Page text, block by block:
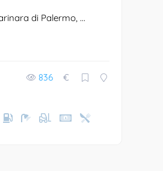
di Palermo, ...
836 €